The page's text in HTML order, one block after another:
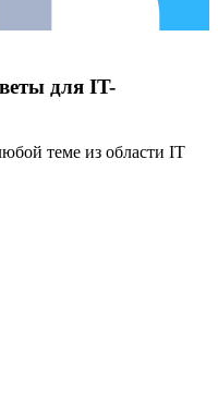
для IT-
теме из области IT